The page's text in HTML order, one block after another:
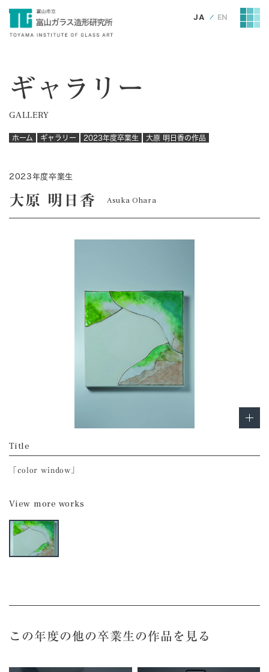
JA EN
ギャラリー
GALLERY
ホーム ギャラリー 2023年度卒業生 大原 明日香の作品
2023年度卒業生
大原 明日香 Asuka Ohara
Title
「color window」
View more works
この年度の他の卒業生の作品を見る